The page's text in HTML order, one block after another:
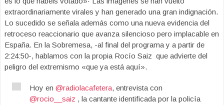
extraordinariamente virales y han generado una gran indignación.
Lo sucedido se señala además como una nueva evidencia del
retroceso reaccionario que avanza silencioso pero implacable en
España. En la Sobremesa, -al final del programa y a partir de
2:24:50-, hablamos con la propia Rocío Saiz que advierte del
peligro del extremismo «que ya está aquí».
Hoy en @radiolacafetera, entrevista con
@rocio__saiz , la cantante identificada por la policía